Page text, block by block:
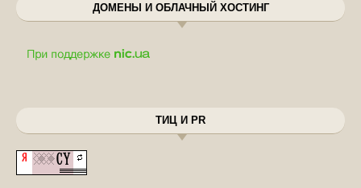
ДОМЕНЫ И ОБЛАЧНЫЙ ХОСТИНГ
ТИЦ И PR